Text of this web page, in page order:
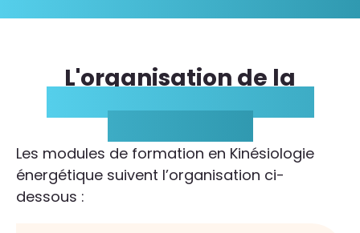
L'organisation de la
formation Kinésiologie
énergétique
Les modules de formation en Kinésiologie
énergétique suivent l’organisation ci-
dessous :